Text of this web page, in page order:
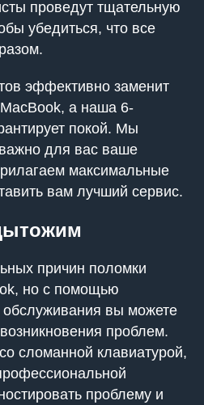
проведут тщательную
убедиться, что все
эффективно заменит
а наша 6-
покой. Мы
для вас ваше
максимальные
вам лучший сервис.
причин поломки
но с помощью
вы можете
проблем.
сломанной клавиатурой,
проблему и